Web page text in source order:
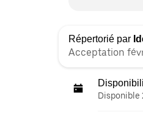
Répertorié par
Acceptation
Disponible